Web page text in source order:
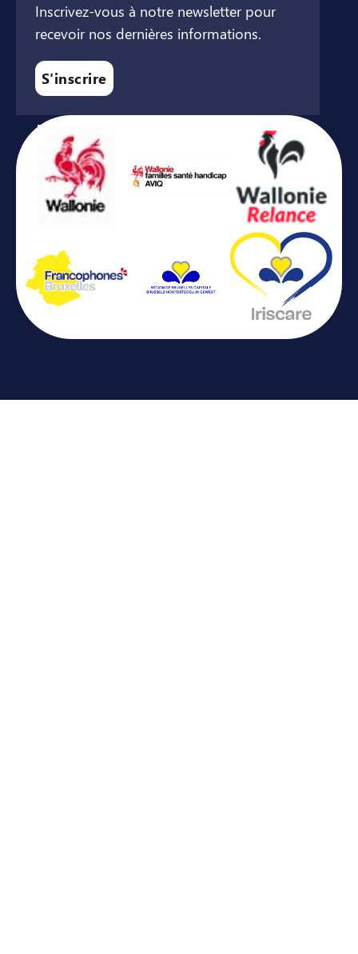
Inscrivez-vous à notre newsletter pour
recevoir nos dernières informations.
S'inscrire
Avec le soutien de ...